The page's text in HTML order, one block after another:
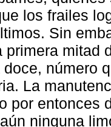
los frailes
Sin
primera mitad
número
La
por entonces
ninguna